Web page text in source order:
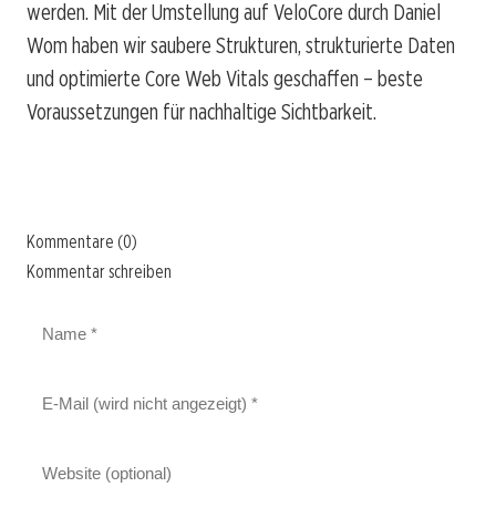
werden. Mit der Umstellung auf VeloCore durch Daniel
Wom haben wir saubere Strukturen, strukturierte Daten
und optimierte Core Web Vitals geschaffen – beste
Voraussetzungen für nachhaltige Sichtbarkeit.
Kommentare (0)
Kommentar schreiben